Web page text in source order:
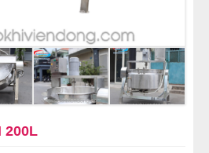
200L